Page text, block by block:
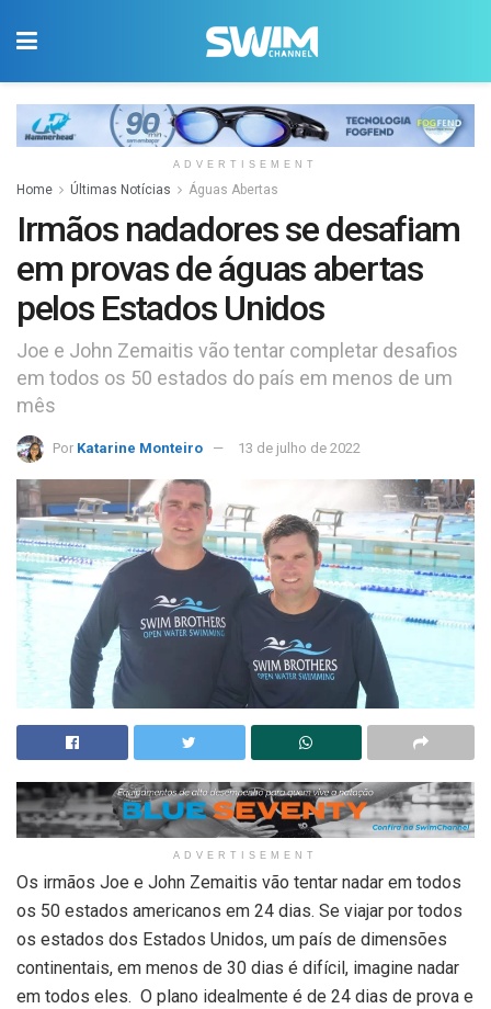
ADVERTISEMENT
Home Últimas Notícias Águas Abertas
Irmãos nadadores se desafiam
em provas de águas abertas
pelos Estados Unidos
Joe e John Zemaitis vão tentar completar desafios
em todos os 50 estados do país em menos de um
mês
Por Katarine Monteiro 13 de julho de 2022
ADVERTISEMENT
Os irmãos Joe e John Zemaitis vão tentar nadar em todos
os 50 estados americanos em 24 dias. Se viajar por todos
os estados dos Estados Unidos, um país de dimensões
continentais, em menos de 30 dias é difícil, imagine nadar
em todos eles. O plano idealmente é de 24 dias de prova e